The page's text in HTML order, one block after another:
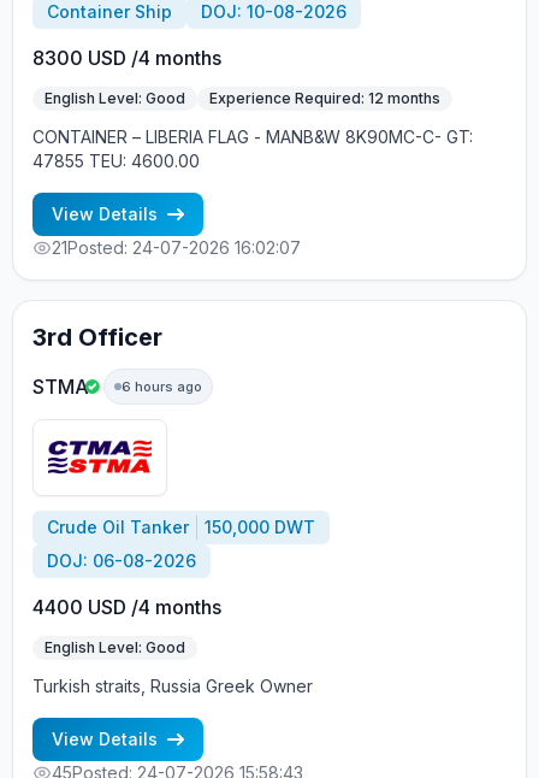
Container Ship DOJ: 10-08-2026
8300 USD /4 months
English Level: Good Experience Required: 12 months
CONTAINER – LIBERIA FLAG - MANB&W 8K90MC-C- GT:
47855 TEU: 4600.00
View Details
21Posted: 24-07-2026 16:02:07
3rd Officer
STMA 6 hours ago
Crude Oil Tanker
150,000 DWT
DOJ: 06-08-2026
4400 USD /4 months
English Level: Good
Turkish straits, Russia Greek Owner
View Details
45Posted: 24-07-2026 15:58:43